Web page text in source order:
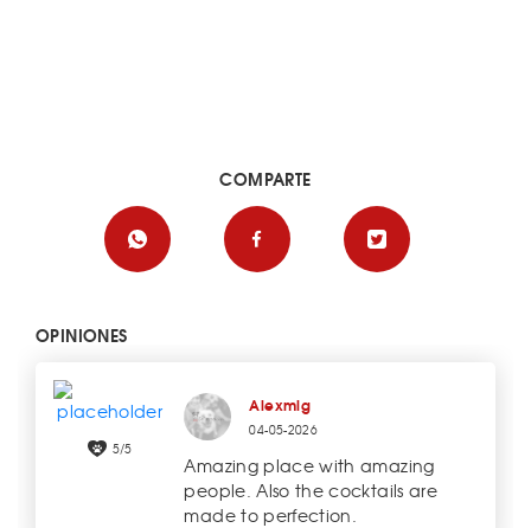
OPINIONES
5/5
Alexmlg
04-05-2026
Amazing place with amazing
people. Also the cocktails are
made to perfection.
COMPARTE